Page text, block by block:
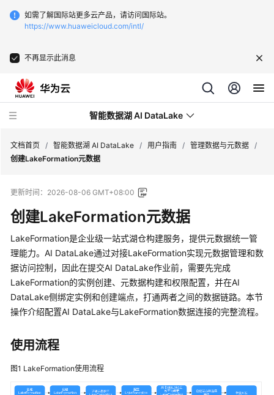
如需了解国际站更多云产品，请访问国际站。
https://www.huaweicloud.com/intl/
不再显示此消息
智能数据湖 AI DataLake
新
动
态
版
本
规
划
介
计
文档首页 / 智能数据湖 AI DataLake / 用户指南 / 管理数据与元数据 /
创建LakeFormation元数据
更新时间： 2026-08-06 GMT+08:00
创建LakeFormation元数据
LakeFormation是企业级一站式湖仓构建服务，提供元数据统一管
理能力。AI DataLake通过对接LakeFormation实现元数据管理和数
据访问控制，因此在提交AI DataLake作业前，需要先完成
LakeFormation的实例创建、元数据构建和权限配置，并在AI
DataLake侧绑定实例和创建端点，打通两者之间的数据链路。本节
操作介绍配置AI DataLake与LakeFormation数据连接的完整流程。
使用流程
图1 LakeFormation使用流程